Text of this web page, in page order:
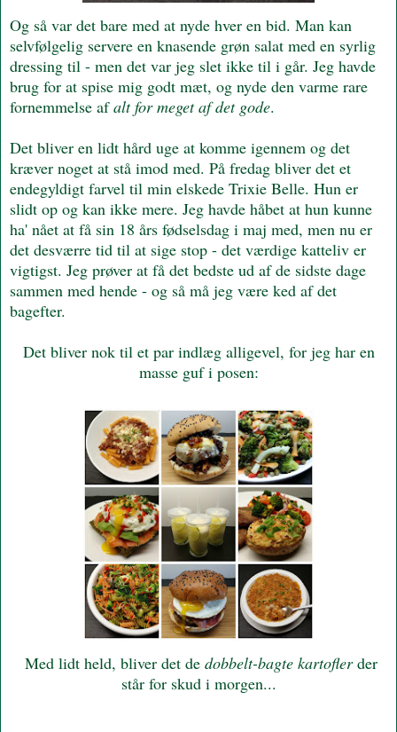
Og så var det bare med at nyde hver en bid. Man kan
selvfølgelig servere en knasende grøn salat med en syrlig
dressing til - men det var jeg slet ikke til i går. Jeg havde
brug for at spise mig godt mæt, og nyde den varme rare
fornemmelse afalt for meget af det gode.
Det bliver en lidt hård uge at komme igennem og det
kræver noget at stå imod med. På fredag bliver det et
endegyldigt farvel til min elskede Trixie Belle. Hun er
slidt op og kan ikke mere. Jeg havde håbet at hun kunne
ha' nået at få sin 18 års fødselsdag i maj med, men nu er
det desværre tid til at sige stop - det værdige katteliv er
vigtigst. Jeg prøver at få det bedste ud af de sidste dage
sammen med hende - og så må jeg være ked af det
bagefter.
Det bliver nok til et par indlæg alligevel, for jeg har en
masse guf i posen:
Med lidt held, bliver det de dobbelt-bagte kartoflerder
står for skud i morgen...